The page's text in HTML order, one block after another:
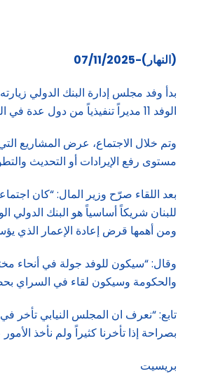
(النهار)-07/11/2025
بدأ وفد مجلس إدارة البنك الدولي
الوفد 11 مديراً تنفيذياً من دول عدة في العالم، إضافة إلى المدير التنفيذي لمجموعة البنك الدولي عبد العزيز الملا، والمدير الإقليمي جان كريستوف كاريه ومدير مكتب البنك في لبنان انريكي ارماس.
وتم خلال الاجتماع، عرض المشاريع
مستوى رفع الإيرادات أو التحديث
بعد اللقاء صرّح وزير المال: “كان
للبنان شريكاً أساسياً هو البنك
ومن أهمها قرض إعادة الإعمار الذي
وقال: “سيكون للوفد جولة في أنحاء
والحكومة وسيكون لقاء في السراي
تابع: “نعرف ان المجلس النيابي تأخر
بصراحة إذا تأخرنا كثيراً ولم نأخذ
بريسيت